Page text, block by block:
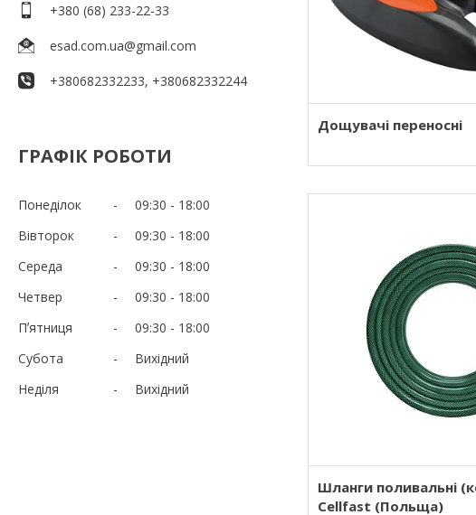
+380 (68) 233-22-33
esad.com.ua@gmail.com
+380682332233, +380682332244
ГРАФІК РОБОТИ
Понеділок 09:30
18:00
Вівторок
09:30
18:00
Середа
09:30
18:00
Четвер
09:30
18:00
Пʼятниця
09:30
18:00
Субота
Вихідний
Неділя
Вихідний
Дощувачі переносні
Шланги поливальні
Cellfast (Польща)